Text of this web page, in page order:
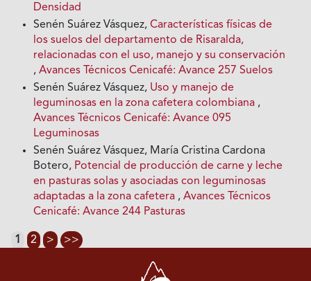
Densidad
Senén Suárez Vásquez,Características físicas de
los suelos del departamento de Risaralda,
relacionadas con el uso, manejo y su conservación
,Avances Técnicos Cenicafé: Avance 257 Suelos
Senén Suárez Vásquez, Uso y manejo de
leguminosas en la zona cafetera colombiana ,
Avances Técnicos Cenicafé: Avance 095
Leguminosas
Senén Suárez Vásquez, María Cristina Cardona
Botero, Potencial de producción de carne y leche
en pasturas solas y asociadas con leguminosas
adaptadas a la zona cafetera ,Avances Técnicos
Cenicafé: Avance 244 Pasturas
1 2 > >>